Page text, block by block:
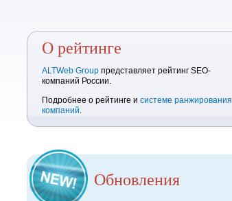
О рейтинге
ALTWeb Group представляет рейтинг SEO-
компаний России.
Подробнее о рейтинге и системе ранжирования
компаний.
Обновления